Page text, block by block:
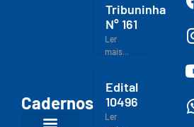
Cadernos
Tribuninha
N° 161
Ler
mais...
Edital
10496
Ler